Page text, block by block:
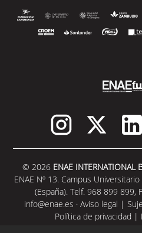
© 2026 ENAE INTERNATIONAL
ENAE Nº 13. Campus
(España). Telf. 968 899 899,
info@enae.es · Aviso legal |
Política de privacidad |